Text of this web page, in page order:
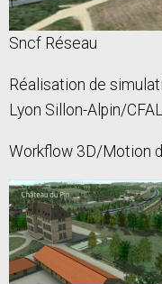
Sncf Réseau
Réalisation de
Lyon Sillon-Alpin/
Workflow 3D/Motion